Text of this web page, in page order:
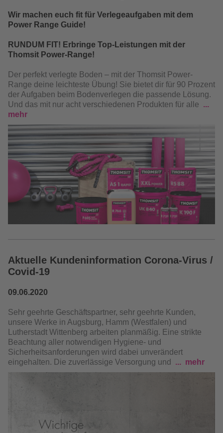
Wir machen euch fit für Verlegeaufgaben mit dem
Power Range Guide!
RUNDUM FIT! Erbringe Top-Leistungen mit der
Thomsit Power-Range!
Der perfekt verlegte Boden – mit der Thomsit Power-
Range deine leichteste Übung! Sie bietet dir für 90 Prozent
der Aufgaben beim Bodenverlegen die passende Lösung.
Und das mit nur acht verschiedenen Produkten für alle
mehr
Aktuelle Kundeninformation Corona-Virus /
Covid-19
09.06.2020
Sehr geehrte Geschäftspartner, sehr geehrte Kunden,
unsere Werke in Augsburg, Hamm (Westfalen) und
Lutherstadt Wittenberg arbeiten planmäßig. Eine strikte
Beachtung aller notwendigen Hygiene- und
Sicherheitsanforderungen wird dabei unverändert
eingehalten. Die zuverlässige Versorgung und
mehr